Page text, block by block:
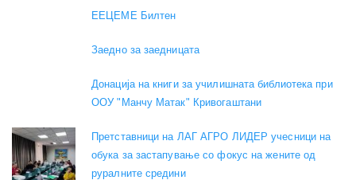
EEЦЕМЕ Билтен
Заедно за заедницата
Донација на книги за училишната библиотека при
ООУ "Манчу Матак" Кривогаштани
Претставници на ЛАГ АГРО ЛИДЕР учесници на
обука за застапување со фокус на жените од
руралните средини